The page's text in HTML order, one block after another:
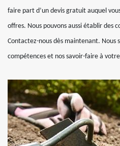
faire part d’un devis gratuit auquel
offres. Nous pouvons aussi établir des
Contactez-nous dès maintenant. Nous
compétences et nos savoir-faire à